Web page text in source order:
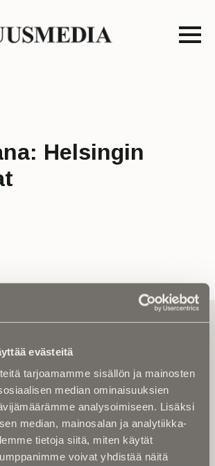
evästeitä
tarjoamamme sisällön ja mainosten
median ominaisuuksien
analysoimiseen. Lisäksi
median, mainosalan ja analytiikka-
tietoja siitä, miten käytät
voivat yhdistää näitä
Helsingin
- Pääset heti parhaiden
niin saat kaksi kertaa
uutiskirjeen ja varmistat,
artikkelit jää huomaamatta.
eikä se velvoita mihinkään.
johon haluat uutiskirjeen